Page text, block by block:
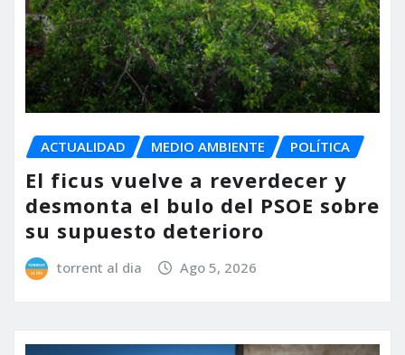
ACTUALIDAD MEDIO AMBIENTE POLÍTICA
El ficus vuelve a reverdecer y
desmonta el bulo del PSOE sobre
su supuesto deterioro
torrent al dia Ago 5, 2026